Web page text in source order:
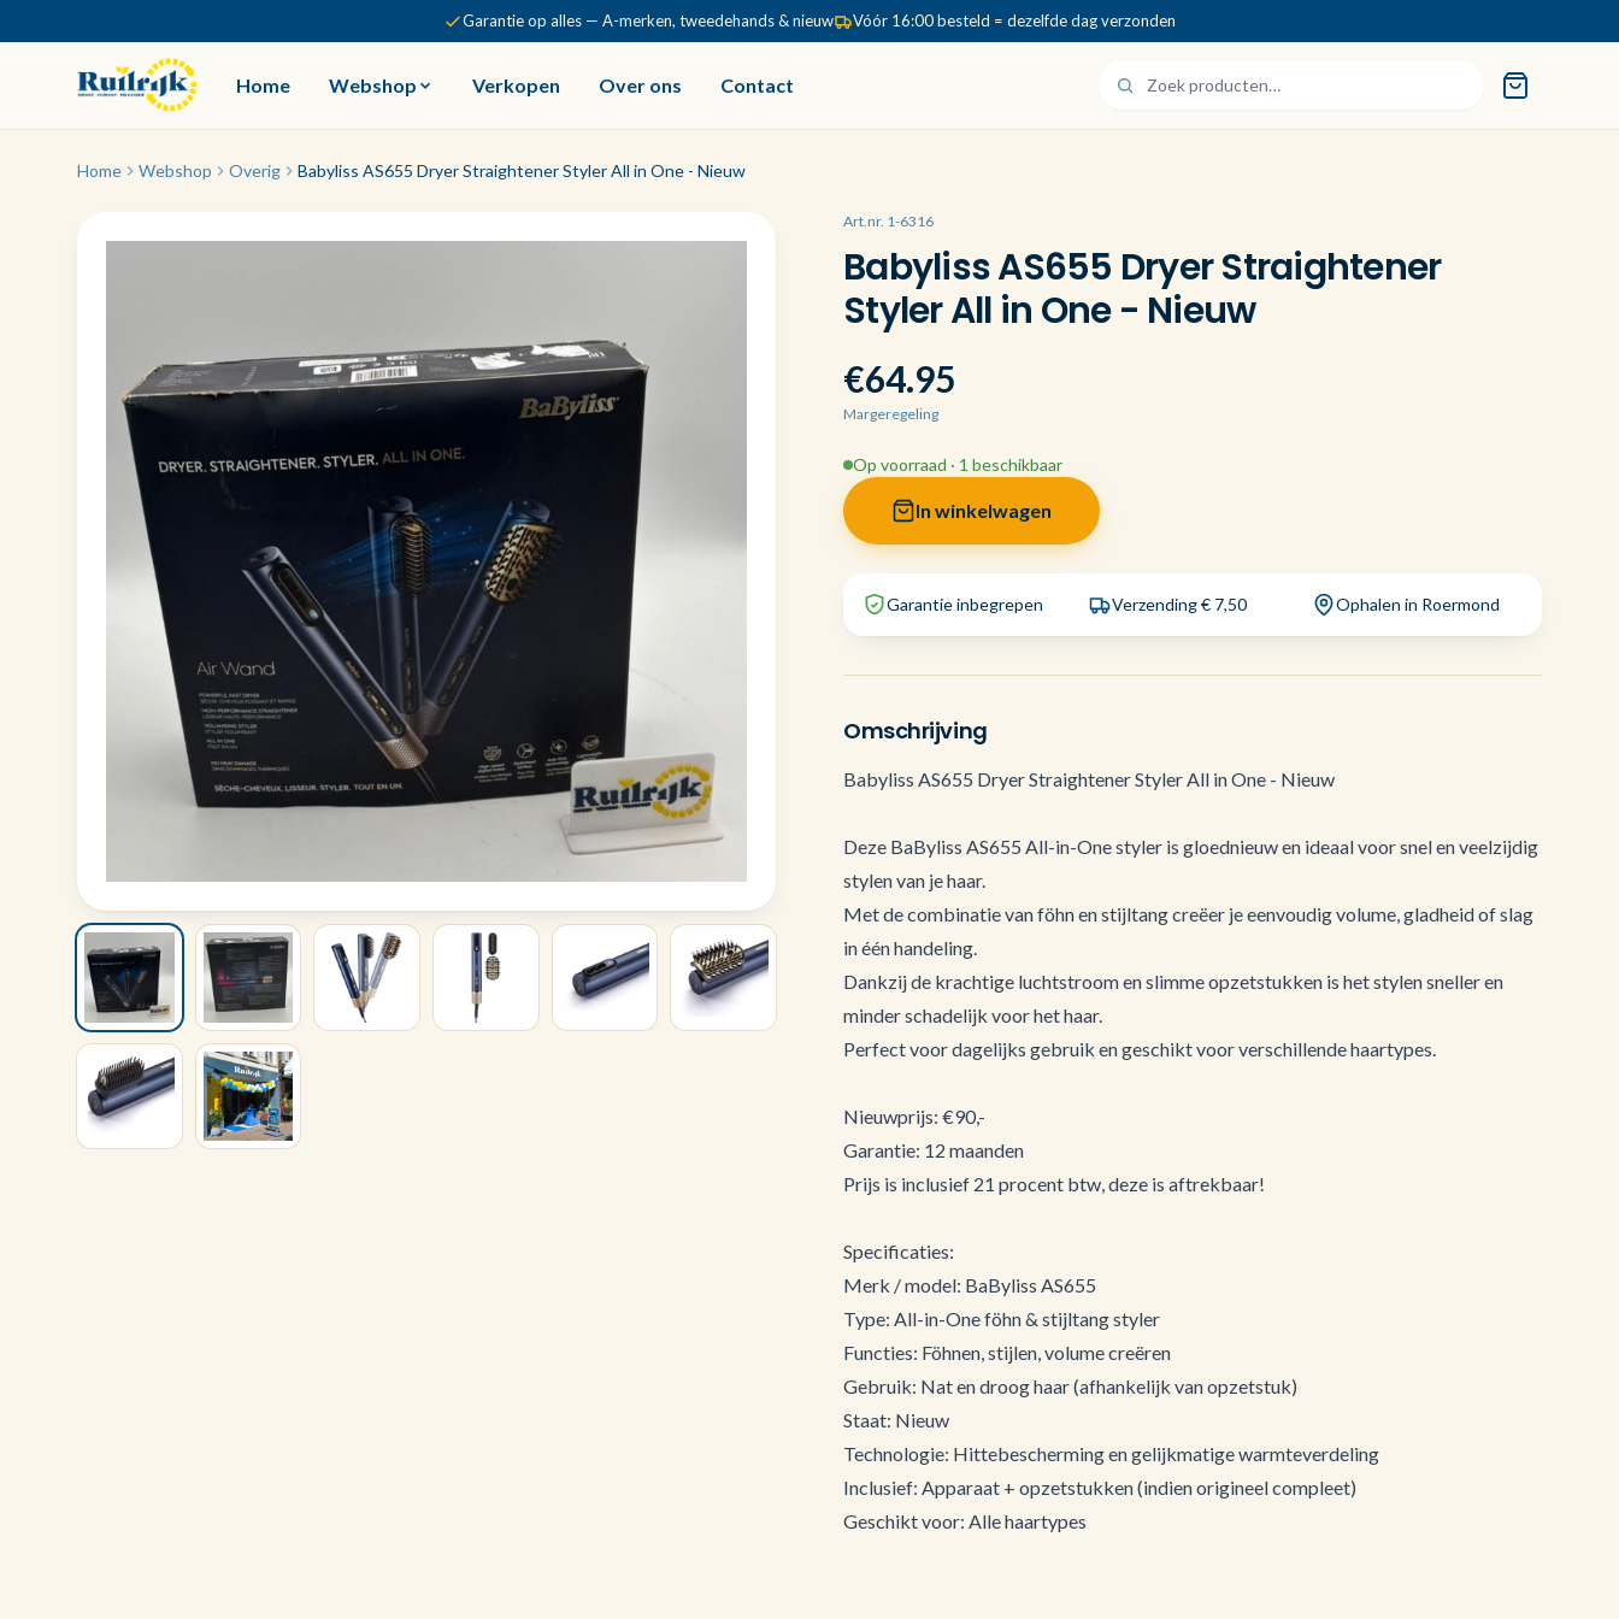
Garantie op alles — A-merken, tweedehands & nieuw Vóór 16:00 besteld = dezelfde dag verzonden
Home Webshop Verkopen Over ons Contact
Home Webshop Overig Babyliss AS655 Dryer Straightener Styler All in One - Nieuw
Art.nr. 1-6316
Babyliss AS655 Dryer Straightener
Styler All in One - Nieuw
€64.95
Margeregeling
Op voorraad · 1 beschikbaar
In winkelwagen
Garantie inbegrepen Verzending € 7,50 Ophalen in Roermond
Omschrijving
Babyliss AS655 Dryer Straightener Styler All in One - Nieuw
Deze BaByliss AS655 All-in-One styler is gloednieuw en ideaal voor snel en veelzijdig
stylen van je haar.
Met de combinatie van föhn en stijltang creëer je eenvoudig volume, gladheid of slag
in één handeling.
Dankzij de krachtige luchtstroom en slimme opzetstukken is het stylen sneller en
minder schadelijk voor het haar.
Perfect voor dagelijks gebruik en geschikt voor verschillende haartypes.
Nieuwprijs: €90,-
Garantie: 12 maanden
Prijs is inclusief 21 procent btw, deze is aftrekbaar!
Specificaties:
Merk / model: BaByliss AS655
Type: All-in-One föhn & stijltang styler
Functies: Föhnen, stijlen, volume creëren
Gebruik: Nat en droog haar (afhankelijk van opzetstuk)
Staat: Nieuw
Technologie: Hittebescherming en gelijkmatige warmteverdeling
Inclusief: Apparaat + opzetstukken (indien origineel compleet)
Geschikt voor: Alle haartypes